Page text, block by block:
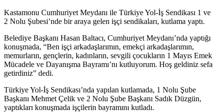
Kastamonu Cumhuriyet Meydanı ile Türkiye Yol-İş Sendikası 1 ve
2 Nolu Şubesi’nde bir araya gelen işçi sendikaları, kutlama yaptı.
Belediye Başkanı Hasan Baltacı, Cumhuriyet Meydanı’nda yaptığı
konuşmada, “Ben işçi arkadaşlarımın, emekçi arkadaşlarımın,
memurların, gençlerin, kadınların, sevgili çocukların 1 Mayıs Emek
Mücadele ve Dayanışma Bayramı’nı kutluyorum. Hoş geldiniz sefa
getirdiniz” dedi.
Türkiye Yol-İş Sendikası’nda yapılan kutlamada, 1 Nolu Şube
Başkanı Mehmet Çelik ve 2 Nolu Şube Başkanı Sadık Düzgün,
yaptıkları konuşmada işçilerin bayramını kutladı.